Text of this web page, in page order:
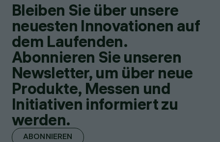
Bleiben Sie über unsere
neuesten Innovationen auf
dem Laufenden.
Abonnieren Sie unseren
Newsletter, um über neue
Produkte, Messen und
Initiativen informiert zu
werden.
ABONNIEREN